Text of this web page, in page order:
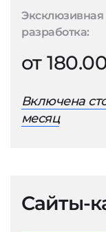
Эксклюзивная
разработка:
от
Включена
месяц
Сайты-